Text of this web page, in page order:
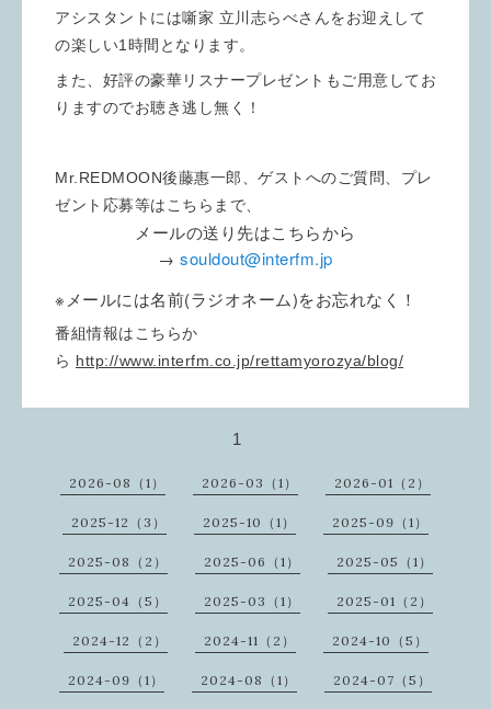
アシスタントには噺家 立川志らべさんをお迎えして
の楽しい1時間となります。
また、好評の豪華リスナープレゼントもご用意してお
りますのでお聴き逃し無く！
Mr.REDMOON後藤惠一郎、ゲストへのご質問、プレ
ゼント応募等はこちらまで、
メールの送り先はこちらから
→souldout@interfm.jp
※メールには名前(ラジオネーム)をお忘れなく！
番組情報はこちらか
ら http://www.interfm.co.jp/rettamyorozya/blog/
1
2026-08（1） 2026-03（1） 2026-01（2）
2025-12（3） 2025-10（1） 2025-09（1）
2025-08（2） 2025-06（1） 2025-05（1）
2025-04（5） 2025-03（1） 2025-01（2）
2024-12（2） 2024-11（2） 2024-10（5）
2024-09（1） 2024-08（1） 2024-07（5）